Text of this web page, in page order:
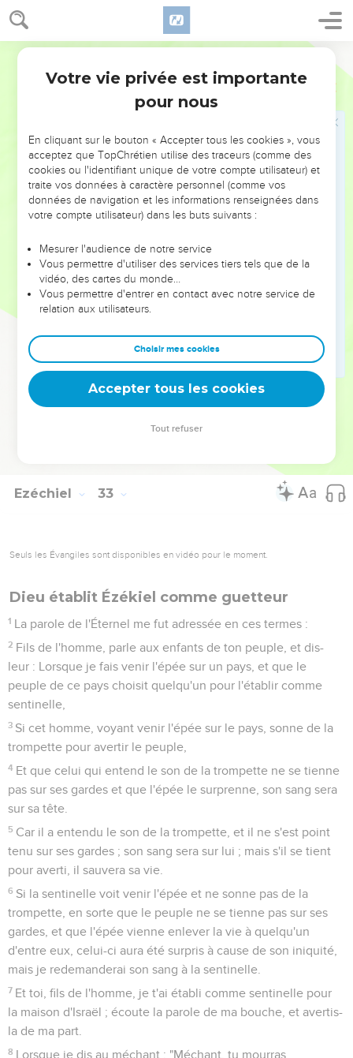
Ezéchiel 32
Sépulcre avec leurs armes de guerre, et sous la tête
desquels on a mis leurs épées. Leurs iniquités couvrent leurs
ossements, car ils furent la terreur des hommes vaillants sur
la terre des vivants.
Toi aussi, tu seras brisé au milieu des incirconcis, et tu
Là est Édom, ses rois et ses princes, qui malgré leur
vaillance ont été mis au nombre de ceux que l'épée a
blessés à mort ; ils sont couchés avec les incirconcis, et avec
ceux qui descendent dans la fosse.
Là sont tous les princes du nord, et tous les Sidoniens, qui
sont descendus avec les blessés à mort, malgré la terreur
qu'inspirait leur vaillance ; ils sont confus, étendus, ces
incirconcis, avec ceux que l'épée a blessés à mort, et ils
portent leur ignominie, avec ceux qui descendent dans la
fosse.
Pharaon les verra, et se consolera de toute sa multitude ;
Pharaon et toute son armée seront blessés à mort par l'épée,
dit le Seigneur, l'Éternel ;
Car je répandrai ma terreur sur la terre des vivants.
Pharaon et toute sa multitude seront couchés au milieu des
Ezéchiel 33
Seuls les Évangiles sont disponibles en vidéo pour le moment.
Dieu établit Ézékiel comme guetteur
1 La parole de l'Éternel me fut adressée en ces termes :
2 Fils de l'homme, parle aux enfants de ton peuple, et dis-
leur : Lorsque je fais venir l'épée sur un pays, et que le
peuple de ce pays choisit quelqu'un pour l'établir comme
sentinelle,
3 Si cet homme, voyant venir l'épée sur le pays, sonne de la
trompette pour avertir le peuple,
4 Et que celui qui entend le son de la trompette ne se tienne
pas sur ses gardes et que l'épée le surprenne, son sang sera
sur sa tête.
5 Car il a entendu le son de la trompette, et il ne s'est point
tenu sur ses gardes ; son sang sera sur lui ; mais s'il se tient
pour averti, il sauvera sa vie.
6 Si la sentinelle voit venir l'épée et ne sonne pas de la
trompette, en sorte que le peuple ne se tienne pas sur ses
gardes, et que l'épée vienne enlever la vie à quelqu'un
d'entre eux, celui-ci aura été surpris à cause de son iniquité,
mais je redemanderai son sang à la sentinelle.
7 Et toi, fils de l'homme, je t'ai établi comme sentinelle pour
la maison d'Israël ; écoute la parole de ma bouche, et avertis-
la de ma part.
8 Lorsque je dis au méchant : "Méchant, tu mourras
Votre vie privée est importante
pour nous
En cliquant sur le bouton « Accepter tous les cookies », vous
acceptez que TopChrétien utilise des traceurs (comme des
cookies ou l'identifiant unique de votre compte utilisateur) et
traite vos données à caractère personnel (comme vos
données de navigation et les informations renseignées dans
votre compte utilisateur) dans les buts suivants :
Mesurer l'audience de notre service
Vous permettre d'utiliser des services tiers tels que de la
vidéo, des cartes du monde…
Vous permettre d'entrer en contact avec notre service de
relation aux utilisateurs.
Choisir mes cookies
Accepter tous les cookies
Tout refuser